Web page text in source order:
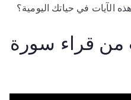
الآيات في حياتك اليومية؟
من قراء سورة